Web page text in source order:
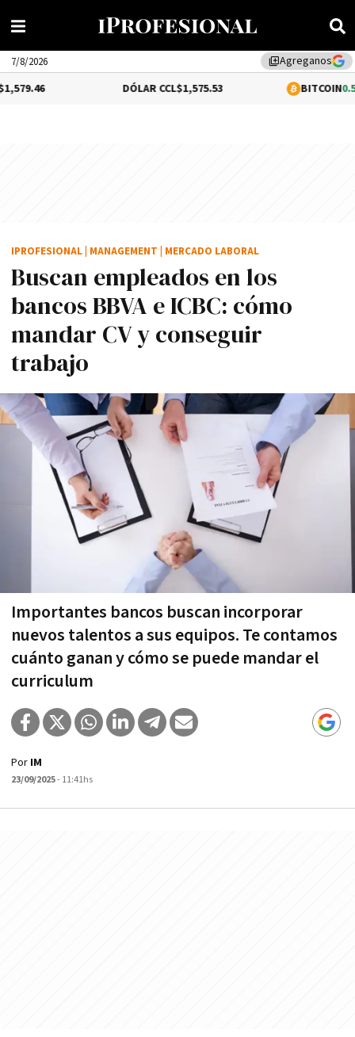
library_addAgreganos
7/8/2026
DÓLAR CCL$1,575.53 BITCOIN0.51%
Buscan empleados en los
bancos BBVA e ICBC: cómo
mandar CV y conseguir
trabajo
Importantes bancos buscan incorporar
nuevos talentos a sus equipos. Te contamos
cuánto ganan y cómo se puede mandar el
curriculum
IPROFESIONAL MANAGEMENT MERCADO LABORAL
Por IM
23/09/2025- 11:41hs